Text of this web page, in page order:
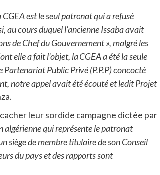
CGEA est le seul patronat qui a refusé
au cours duquel l’ancienne Issaba avait
de Chef du Gouvernement », malgré les
elle a fait l’objet, la CGEA a été la seule
Public Privé (P.P.P) concocté
notre appel avait été écouté et ledit Projet
leur sordide campagne dictée par
algérienne qui représente le patronat
siège de membre titulaire de son Conseil
du pays et des rapports sont